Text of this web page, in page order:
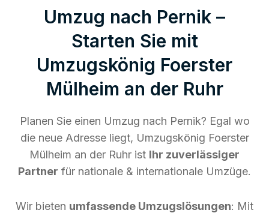
Umzug nach Pernik –
Starten Sie mit
Umzugskönig Foerster
Mülheim an der Ruhr
Planen Sie einen Umzug nach Pernik? Egal wo
die neue Adresse liegt, Umzugskönig Foerster
Mülheim an der Ruhr ist Ihr zuverlässiger
Partner für nationale & internationale Umzüge.
Wir bieten umfassende Umzugslösungen: Mit